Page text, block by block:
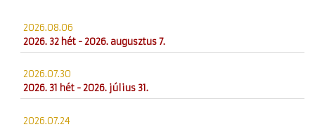
2026.08.06
2026. 32 hét - 2026. augusztus 7.
2026.07.30
2026. 31 hét - 2026. július 31.
2026.07.24